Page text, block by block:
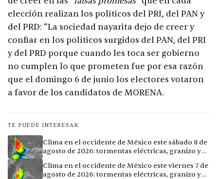
elección realizan los políticos del PRI, del PAN y
del PRD: “La sociedad nayarita dejo de creer y
confiar en los políticos surgidos del PAN, del PRI
y del PRD porque cuando les toca ser gobierno
no cumplen lo que prometen fue por esa razón
que el domingo 6 de junio los electores votaron
a favor de los candidatos de MORENA.
TE PUEDE INTERESAR
Clima en el occidente de México este sábado 8 de
agosto de 2026: tormentas eléctricas, granizo y
Clima en el occidente de México este viernes 7 de
agosto de 2026: tormentas eléctricas, granizo y